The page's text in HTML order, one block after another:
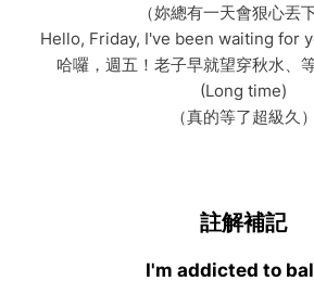
（妳總有一天會狠心丟
Hello, Friday, I've been waiting for
哈囉，週五！老子早就望穿秋水、
(Long time)
（真的等了超級久）
註解補記
I'm addicted to